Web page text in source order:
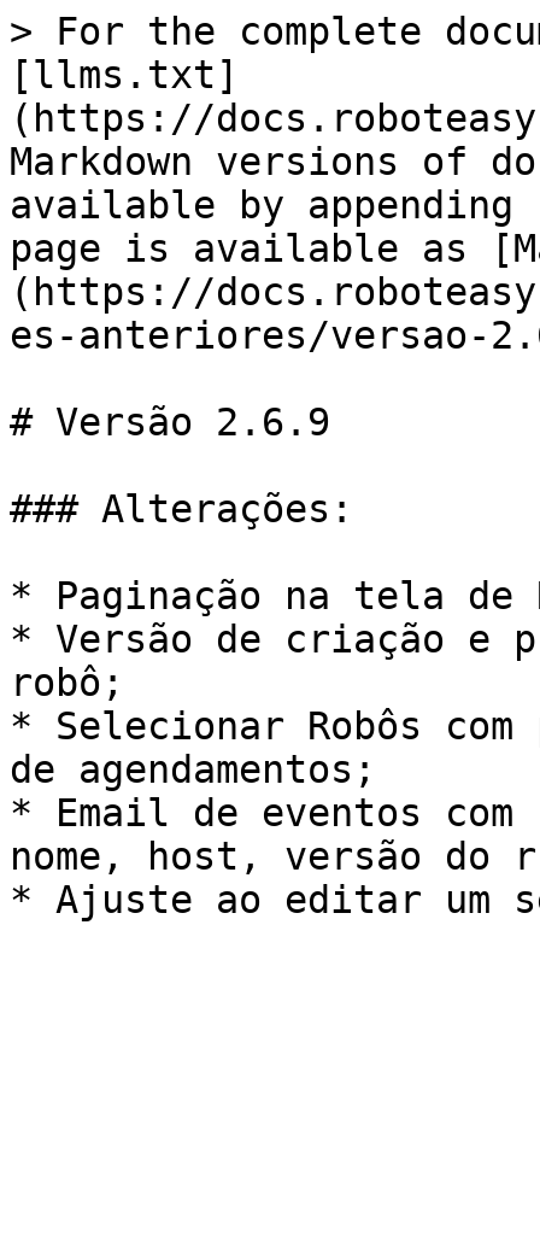
> For the complete
[llms.txt]
(https://
Markdown versions of
available by
page is available as
(https://
es-anteriores/versao-
# Versão 2.6.9
### Alterações:
* Paginação na tela de
* Versão de criação e
robô;
* Selecionar Robôs
de agendamentos;
* Email de eventos com
nome, host, versão do